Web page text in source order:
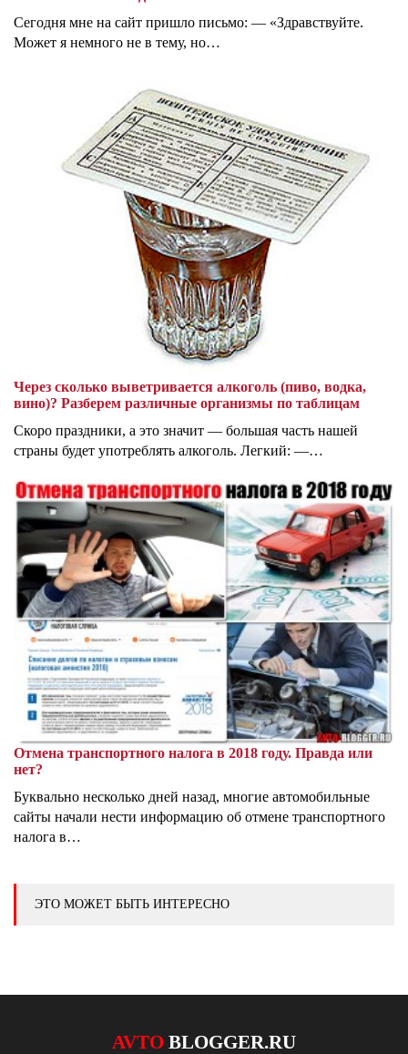
Сегодня мне на сайт пришло письмо: — «Здравствуйте.
Может я немного не в тему, но…
Через сколько выветривается алкоголь (пиво, водка,
вино)? Разберем различные организмы по таблицам
Скоро праздники, а это значит — большая часть нашей
страны будет употреблять алкоголь. Легкий: —…
Отмена транспортного налога в 2018 году. Правда или
нет?
Буквально несколько дней назад, многие автомобильные
сайты начали нести информацию об отмене транспортного
налога в…
ЭТО МОЖЕТ БЫТЬ ИНТЕРЕСНО
AVTO BLOGGER.RU